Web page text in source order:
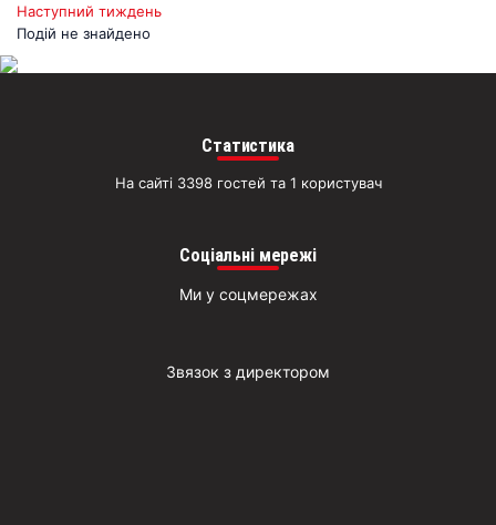
Наступний тиждень
Подій не знайдено
Статистика
На сайті 3398 гостей та 1 користувач
Соціальні мережі
Ми у соцмережах
Звязок з директором